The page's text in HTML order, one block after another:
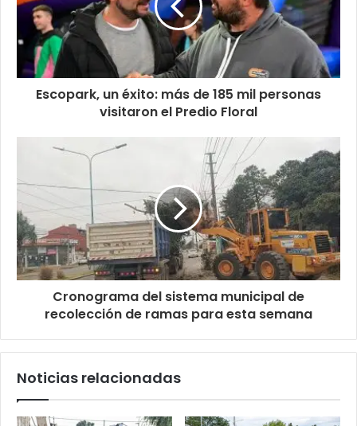
Escopark, un éxito: más de 185 mil personas
visitaron el Predio Floral
Cronograma del sistema municipal de
recolección de ramas para esta semana
Noticias relacionadas